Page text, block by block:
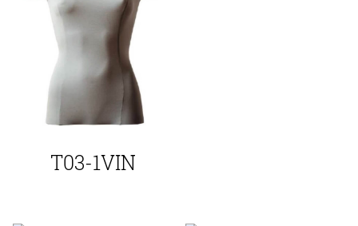
T03-1VIN